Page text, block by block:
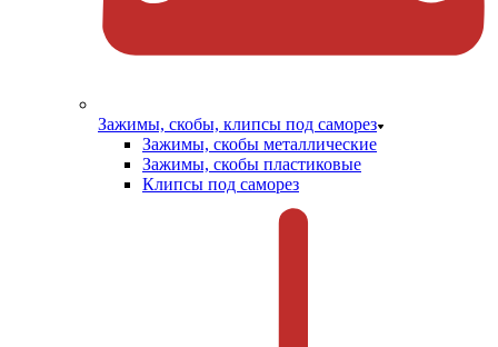
Зажимы, скобы, клипсы под саморез
Зажимы, скобы металлические
Зажимы, скобы пластиковые
Клипсы под саморез